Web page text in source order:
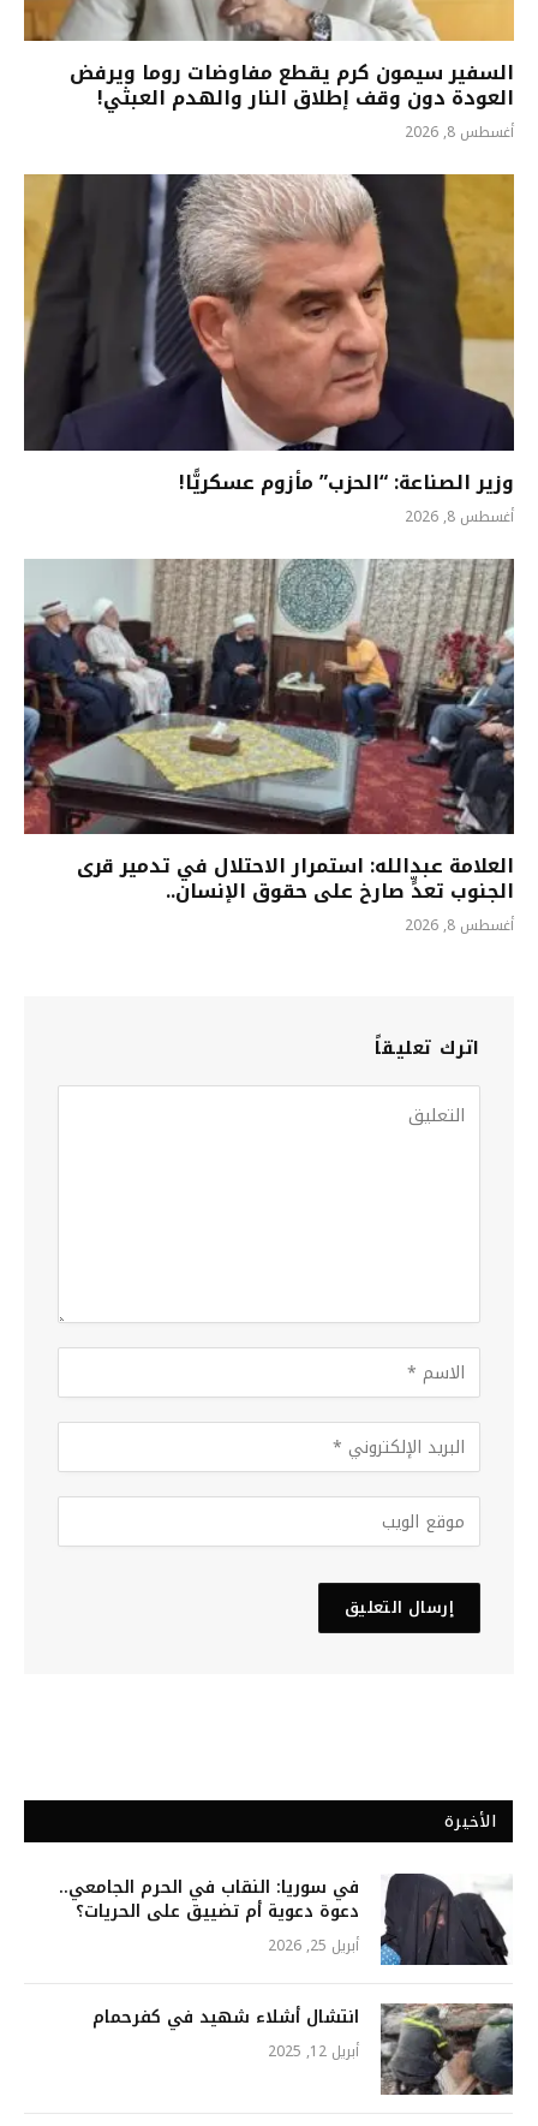
السفير سيمون كرم يقطع مفاوضات روما ويرفض
العودة دون وقف إطلاق النار والهدم العبثي!
أغسطس 8, 2026
وزير الصناعة: “الحزب” مأزوم عسكريًّا!
أغسطس 8, 2026
العلامة عبدالله: استمرار الاحتلال في تدمير قرى
الجنوب تعدٍّ صارخ على حقوق الإنسان..
أغسطس 8, 2026
اترك تعليقاً
الأخيرة
في سوريا: النقاب في الحرم الجامعي..
دعوة دعوية أم تضييق على الحريات؟
أبريل 25, 2026
انتشال أشلاء شهيد في كفرحمام
أبريل 12, 2025